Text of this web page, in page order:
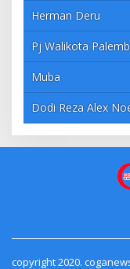
Herman Deru
Pj Walikota
Muba
Dodi Reza Alex
copyright 2020.